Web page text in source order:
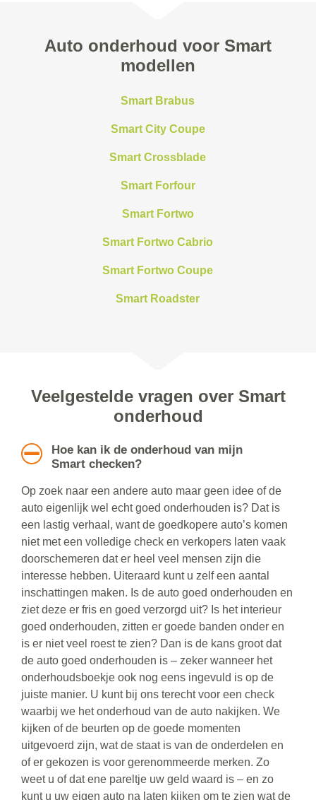
Auto onderhoud voor Smart
modellen
Smart Brabus
Smart City Coupe
Smart Crossblade
Smart Forfour
Smart Fortwo
Smart Fortwo Cabrio
Smart Fortwo Coupe
Smart Roadster
Veelgestelde vragen over Smart
onderhoud
Hoe kan ik de onderhoud van mijn
Smart checken?
Op zoek naar een andere auto maar geen idee of de
auto eigenlijk wel echt goed onderhouden is? Dat is
een lastig verhaal, want de goedkopere auto’s komen
niet met een volledige check en verkopers laten vaak
doorschemeren dat er heel veel mensen zijn die
interesse hebben. Uiteraard kunt u zelf een aantal
inschattingen maken. Is de auto goed onderhouden en
ziet deze er fris en goed verzorgd uit? Is het interieur
goed onderhouden, zitten er goede banden onder en
is er niet veel roest te zien? Dan is de kans groot dat
de auto goed onderhouden is – zeker wanneer het
onderhoudsboekje ook nog eens ingevuld is op de
juiste manier. U kunt bij ons terecht voor een check
waarbij we het onderhoud van de auto nakijken. We
kijken of de beurten op de goede momenten
uitgevoerd zijn, wat de staat is van de onderdelen en
of er gekozen is voor gerenommeerde merken. Zo
weet u of dat ene pareltje uw geld waard is – en zo
kunt u uw eigen auto na laten kijken om te zien wat de